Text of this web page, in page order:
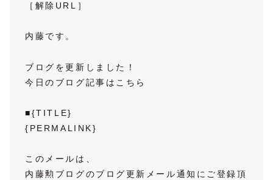
［解除URL］
内藤です。
ブログを更新しました！
今日のブログ記事はこちら
■{TITLE}
{PERMALINK}
このメールは、
内藤勲ブログのブログ更新メール通知にご登録頂